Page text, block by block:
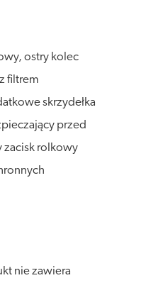
ostry kolec
filtrem
skrzydełka
przed
zacisk rolkowy
nie zawiera